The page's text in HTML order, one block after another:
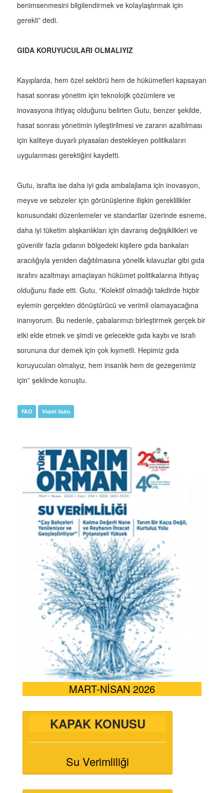
benimsenmesini bilgilendirmek ve kolaylaştırmak için
gerekli” dedi.
GIDA KORUYUCULARI OLMALIYIZ
Kayıplarda, hem özel sektörü hem de hükümetleri kapsayan
hasat sonrası yönetim için teknolojik çözümlere ve
inovasyona ihtiyaç olduğunu belirten Gutu, benzer şekilde,
hasat sonrası yönetimin iyileştirilmesi ve zararın azaltılması
için kaliteye duyarlı piyasaları destekleyen politikaların
uygulanması gerektiğini kaydetti.
Gutu, israfta ise daha iyi gıda ambalajlama için inovasyon,
meyve ve sebzeler için görünüşlerine ilişkin gereklilikler
konusundaki düzenlemeler ve standartlar üzerinde esneme,
daha iyi tüketim alışkanlıkları için davranış değişiklikleri ve
güvenilir fazla gıdanın bölgedeki kişilere gıda bankaları
aracılığıyla yeniden dağıtılmasına yönelik kılavuzlar gibi gıda
israfını azaltmayı amaçlayan hükümet politikalarına ihtiyaç
olduğunu ifade etti. Gutu, “Kolektif olmadığı takdirde hiçbir
eylemin gerçekten dönüştürücü ve verimli olamayacağına
inanıyorum. Bu nedenle, çabalarımızı birleştirmek gerçek bir
etki elde etmek ve şimdi ve gelecekte gıda kaybı ve israfı
sorununa dur demek için çok kıymetli. Hepimiz gıda
koruyucuları olmalıyız, hem insanlık hem de gezegenimiz
için” şeklinde konuştu.
FAO Viorel Gutu
MART-NİSAN 2026
KAPAK KONUSU
Su Verimliliği